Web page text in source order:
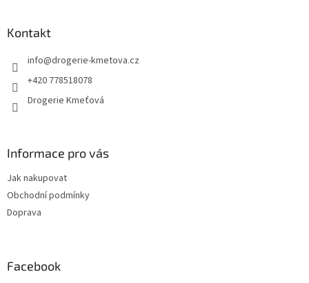
Kontakt
info@drogerie-kmetova.cz
+420 778518078
Drogerie Kmeťová
Informace pro vás
Jak nakupovat
Obchodní podmínky
Doprava
Facebook